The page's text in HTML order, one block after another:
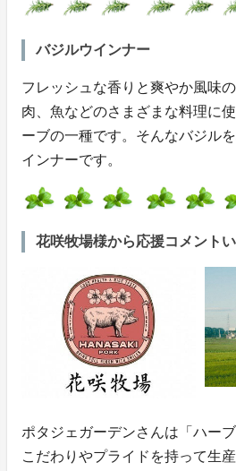
バジルウインナー
フレッシュな香りと爽やか風味
肉、魚などのさまざまな料理に
ーブの一種です。そんなバジル
インナーです。
花咲牧場様から応援コメント
ポタジェガーデンさんは「ハー
こだわりやプライドを持って生